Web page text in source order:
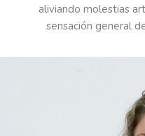
aliviando molestias
sensación general